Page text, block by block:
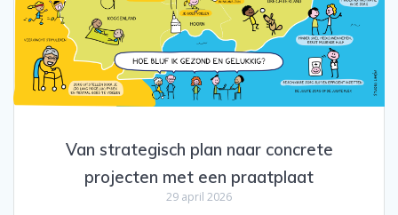
Van strategisch plan naar concrete
projecten met een praatplaat
29 april 2026